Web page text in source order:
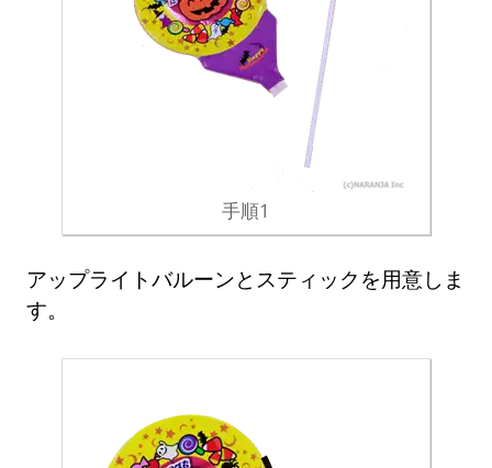
手順1
アップライトバルーンとスティックを用意しま
す。